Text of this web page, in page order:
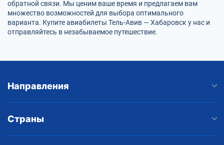
обратной связи. Мы ценим ваше время и предлагаем вам
множество возможностей для выбора оптимального
варианта. Купите авиабилеты Тель-Авив — Хабаровск у нас и
отправляйтесь в незабываемое путешествие.
Направления
Страны